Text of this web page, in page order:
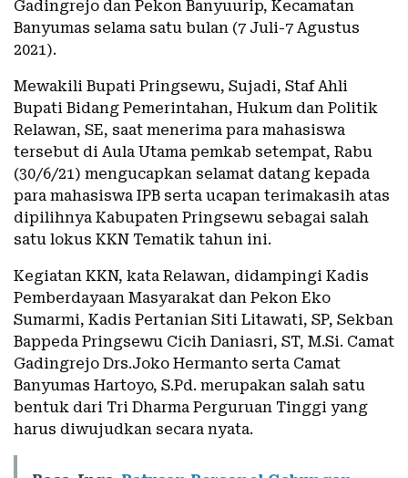
Gadingrejo dan Pekon Banyuurip, Kecamatan
Banyumas selama satu bulan (7 Juli-7 Agustus
2021).
Mewakili Bupati Pringsewu, Sujadi, Staf Ahli
Bupati Bidang Pemerintahan, Hukum dan Politik
Relawan, SE, saat menerima para mahasiswa
tersebut di Aula Utama pemkab setempat, Rabu
(30/6/21) mengucapkan selamat datang kepada
para mahasiswa IPB serta ucapan terimakasih atas
dipilihnya Kabupaten Pringsewu sebagai salah
satu lokus KKN Tematik tahun ini.
Kegiatan KKN, kata Relawan, didampingi Kadis
Pemberdayaan Masyarakat dan Pekon Eko
Sumarmi, Kadis Pertanian Siti Litawati, SP, Sekban
Bappeda Pringsewu Cicih Daniasri, ST, M.Si. Camat
Gadingrejo Drs.Joko Hermanto serta Camat
Banyumas Hartoyo, S.Pd. merupakan salah satu
bentuk dari Tri Dharma Perguruan Tinggi yang
harus diwujudkan secara nyata.